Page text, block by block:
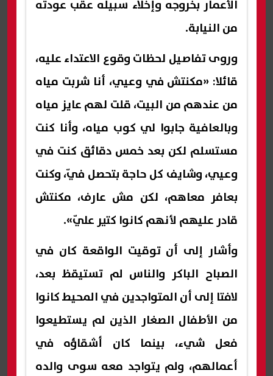
الأعمار بخروجه وإخلاء سبيله عقب عودته
من النيابة.
وروى تفاصيل لحظات وقوع الاعتداء عليه،
قائلا: «مكنتش في وعيي، أنا شربت مياه
من عندهم من البيت، قلت لهم عايز مياه
وبالعافية جابوا لي كوب مياه، وأنا كنت
مستسلم لكن بعد خمس دقائق كنت في
وعيي، وشايف كل حاجة بتحصل فيّ، وكنت
بعافر معاهم، لكن مش عارف، مكنتش
قادر عليهم لأنهم كانوا كتير عليّ».
وأشار إلى أن توقيت الواقعة كان في
الصباح الباكر والناس لم تستيقظ بعد،
لافتا إلى أن المتواجدين في المحيط كانوا
من الأطفال الصغار الذين لم يستطيعوا
فعل شيء، بينما كان أشقاؤه في
أعمالهم، ولم يتواجد معه سوى والده